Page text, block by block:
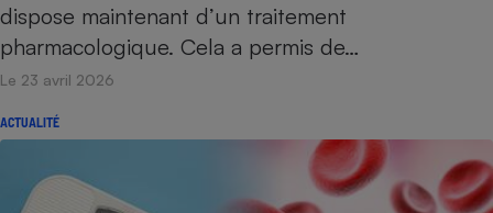
dispose maintenant d’un traitement
pharmacologique. Cela a permis de…
Le 23 avril 2026
ACTUALITÉ